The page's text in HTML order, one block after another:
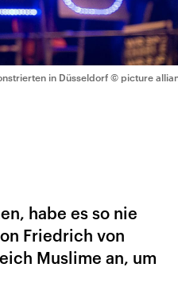
in Düsseldorf © picture
habe es so nie
Friedrich von
Muslime an, um